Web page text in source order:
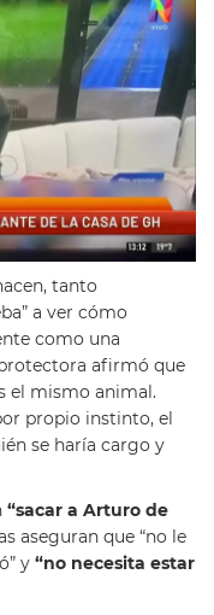
tanto
a ver cómo
como una
afirmó que
el mismo animal.
propio instinto, el
se haría cargo y
“sacar a Arturo de
aseguran que “no le
y “no necesita estar